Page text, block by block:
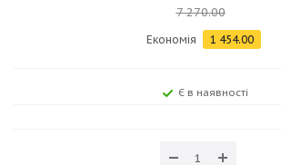
7 270.00
Економія 1 454.00
Є в наявності